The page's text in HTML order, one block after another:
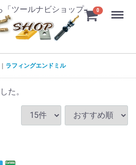
0
ツールナビショップ」 Menu
ラフィングエンドミル
た。